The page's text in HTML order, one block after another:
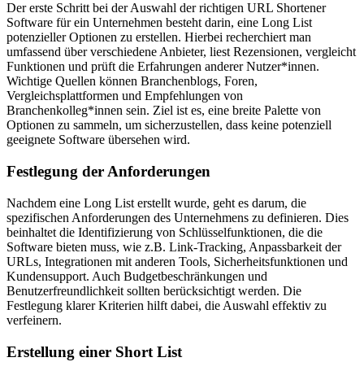
Der erste Schritt bei der Auswahl der richtigen URL Shortener
Software für ein Unternehmen besteht darin, eine Long List
potenzieller Optionen zu erstellen. Hierbei recherchiert man
umfassend über verschiedene Anbieter, liest Rezensionen, vergleicht
Funktionen und prüft die Erfahrungen anderer Nutzer*innen.
Wichtige Quellen können Branchenblogs, Foren,
Vergleichsplattformen und Empfehlungen von
Branchenkolleg*innen sein. Ziel ist es, eine breite Palette von
Optionen zu sammeln, um sicherzustellen, dass keine potenziell
geeignete Software übersehen wird.
Festlegung der Anforderungen
Nachdem eine Long List erstellt wurde, geht es darum, die
spezifischen Anforderungen des Unternehmens zu definieren. Dies
beinhaltet die Identifizierung von Schlüsselfunktionen, die die
Software bieten muss, wie z.B. Link-Tracking, Anpassbarkeit der
URLs, Integrationen mit anderen Tools, Sicherheitsfunktionen und
Kundensupport. Auch Budgetbeschränkungen und
Benutzerfreundlichkeit sollten berücksichtigt werden. Die
Festlegung klarer Kriterien hilft dabei, die Auswahl effektiv zu
verfeinern.
Erstellung einer Short List